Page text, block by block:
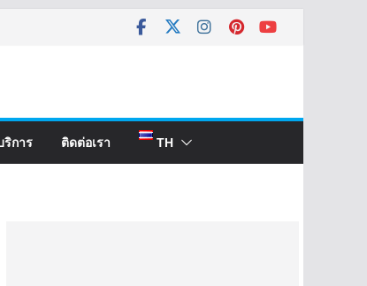
การ ติดต่อเรา TH